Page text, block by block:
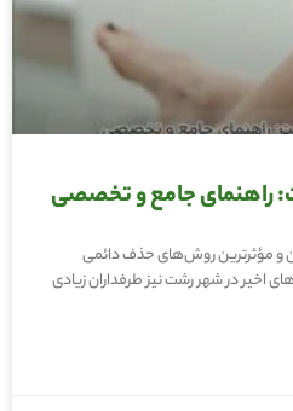
راهنمای جامع و تخصصی
و مؤثرترین روش‌های حذف دائمی
اخیر در شهر رشت نیز طرفداران زیادی